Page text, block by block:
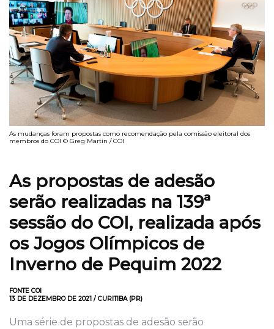
As mudanças foram propostas como recomendação pela comissão eleitoral dos
membros do COI © Greg Martin / COI
As propostas de adesão
serão realizadas na 139ª
sessão do COI, realizada após
os Jogos Olímpicos de
Inverno de Pequim 2022
FONTE COI
13 DE DEZEMBRO DE 2021 / CURITIBA (PR)
Uma série de propostas de adesão serão